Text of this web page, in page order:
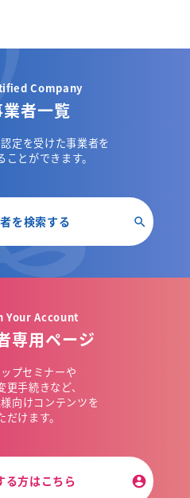
Company
者一覧
定を受けた事業者を
とができます。
を検索する
Your Account
専用ページ
プセミナーや
手続きなど、
向けコンテンツを
だけます。
る方はこちら